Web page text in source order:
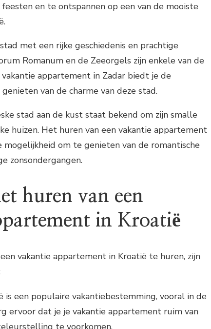
en te ontspannen op een van de mooiste
met een rijke geschiedenis en prachtige
Romanum en de Zeeorgels zijn enkele van de
appartement in Zadar biedt je de
van de charme van deze stad.
stad aan de kust staat bekend om zijn smalle
huizen. Het huren van een vakantie appartement
mogelijkheid om te genieten van de romantische
zonsondergangen.
huren van een
in Kroatië
vakantie appartement in Kroatië te huren, zijn
is een populaire vakantiebestemming, vooral in de
ervoor dat je je vakantie appartement ruim van